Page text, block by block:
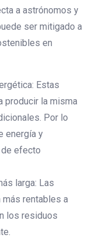
a astrónomos y
ser mitigado a
en
Estas
producir la misma
Por lo
energía y
efecto
larga: Las
más rentables a
los residuos